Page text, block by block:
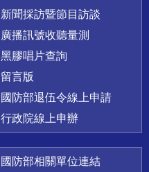
新聞採訪暨節目訪談
廣播訊號收聽量測
黑膠唱片查詢
留言版
國防部退伍令線上申請
行政院線上申辦
國防部相關單位連結